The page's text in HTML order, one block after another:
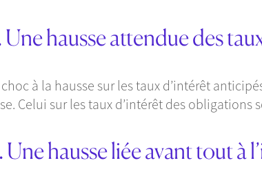
Une hausse attendue des
choc à la hausse sur les taux d’intérêt
Celui sur les taux d’intérêt des obligations
Une hausse liée avant tout à